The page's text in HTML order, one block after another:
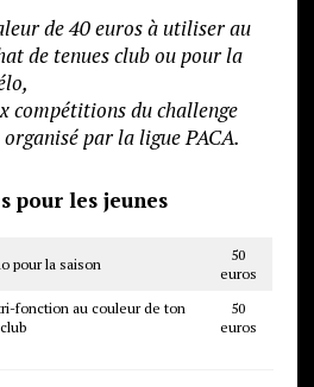
de 40 euros à utiliser au
de tenues club ou pour la
compétitions du challenge
par la ligue PACA.
pour les jeunes
pour la saison
50
euros
fonction au couleur de ton
club
50
euros